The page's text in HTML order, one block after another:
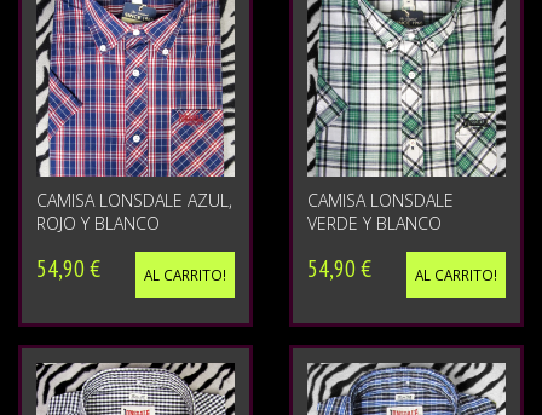
CAMISA LONSDALE AZUL,
ROJO Y BLANCO
54,90 € AL CARRITO!
CAMISA LONSDALE
VERDE Y BLANCO
54,90 € AL CARRITO!